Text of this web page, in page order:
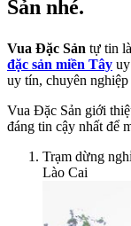
Sản nhé.
Vua Đặc Sản tự tin
đặc sản miền Tây
uy tín, chuyên
Vua Đặc Sản giới
đáng tin cậy nhất để
Trạm dừng
Lào Cai